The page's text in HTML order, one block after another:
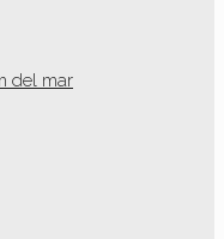
del mar